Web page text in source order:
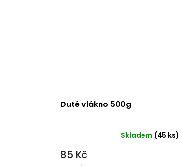
Duté vlákno 500g
produktu
Skladem (45 ks)
85 Kč